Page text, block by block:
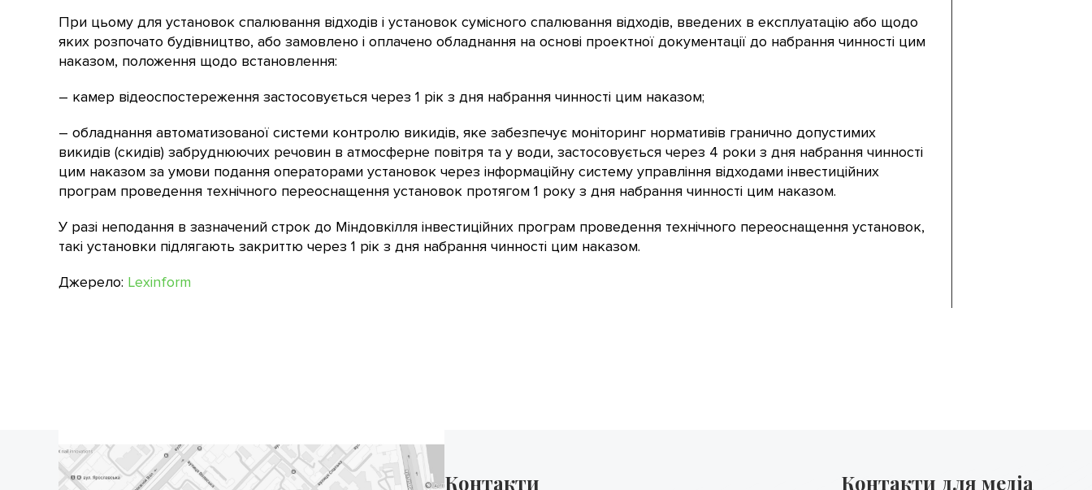
При цьому для установок спалювання відходів і установок сумісного спалювання відходів, введених в експлуатацію або щодо
яких розпочато будівництво, або замовлено і оплачено обладнання на основі проектної документації до набрання чинності цим
наказом, положення щодо встановлення:
– камер відеоспостереження застосовується через 1 рік з дня набрання чинності цим наказом;
– обладнання автоматизованої системи контролю викидів, яке забезпечує моніторинг нормативів гранично допустимих
викидів (скидів) забруднюючих речовин в атмосферне повітря та у води, застосовується через 4 роки з дня набрання чинності
цим наказом за умови подання операторами установок через інформаційну систему управління відходами інвестиційних
програм проведення технічного переоснащення установок протягом 1 року з дня набрання чинності цим наказом.
У разі неподання в зазначений строк до Міндовкілля інвестиційних програм проведення технічного переоснащення установок,
такі установки підлягають закриттю через 1 рік з дня набрання чинності цим наказом.
Джерело: Lexinform
Контакти Контакти для медіа